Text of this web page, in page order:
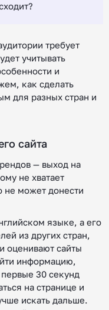
требует
учитывать
и
как сделать
для разных стран и
сайта
— выход на
не хватает
не может донести
языке, а его
из других стран,
оценивают сайты
информацию,
30 секунд
на странице и
искать дальше.